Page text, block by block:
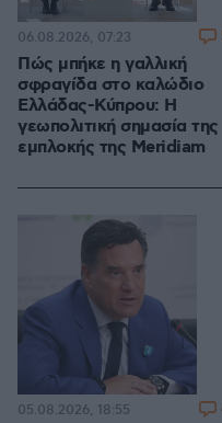
Πώς μπήκε η γαλλική
σφραγίδα στο καλώδιο
Ελλάδας-Κύπρου: Η
γεωπολιτική σημασία της
εμπλοκής της Meridiam
06.08.2026, 07:23
05.08.2026, 18:55